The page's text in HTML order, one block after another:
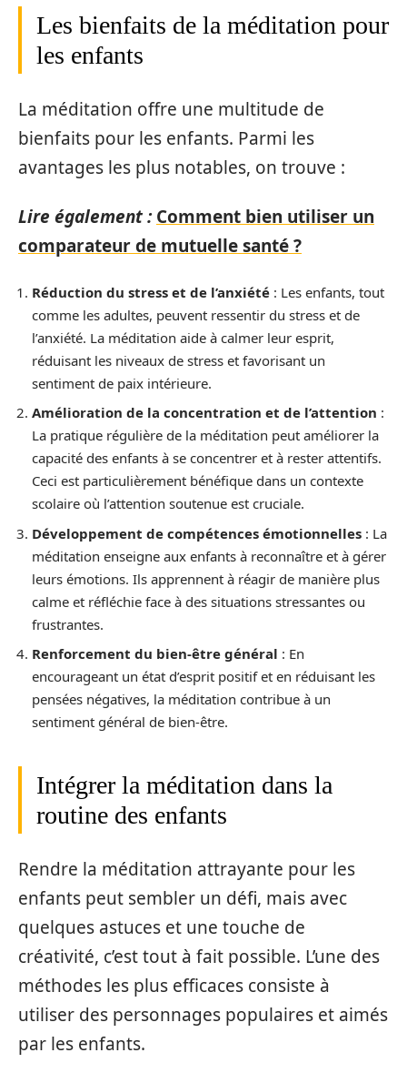
Les bienfaits de la méditation pour
les enfants
La méditation offre une multitude de
bienfaits pour les enfants. Parmi les
avantages les plus notables, on trouve :
Lire également : Comment bien utiliser un
comparateur de mutuelle santé ?
Réduction du stress et de l’anxiété : Les enfants, tout
comme les adultes, peuvent ressentir du stress et de
l’anxiété. La méditation aide à calmer leur esprit,
réduisant les niveaux de stress et favorisant un
sentiment de paix intérieure.
Amélioration de la concentration et de l’attention :
La pratique régulière de la méditation peut améliorer la
capacité des enfants à se concentrer et à rester attentifs.
Ceci est particulièrement bénéfique dans un contexte
scolaire où l’attention soutenue est cruciale.
Développement de compétences émotionnelles : La
méditation enseigne aux enfants à reconnaître et à gérer
leurs émotions. Ils apprennent à réagir de manière plus
calme et réfléchie face à des situations stressantes ou
frustrantes.
Renforcement du bien-être général : En
encourageant un état d’esprit positif et en réduisant les
pensées négatives, la méditation contribue à un
sentiment général de bien-être.
Intégrer la méditation dans la
routine des enfants
Rendre la méditation attrayante pour les
enfants peut sembler un défi, mais avec
quelques astuces et une touche de
créativité, c’est tout à fait possible. L’une des
méthodes les plus efficaces consiste à
utiliser des personnages populaires et aimés
par les enfants.